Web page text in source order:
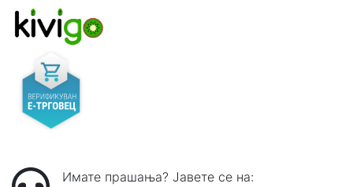
Имате прашања? Јавете се на: